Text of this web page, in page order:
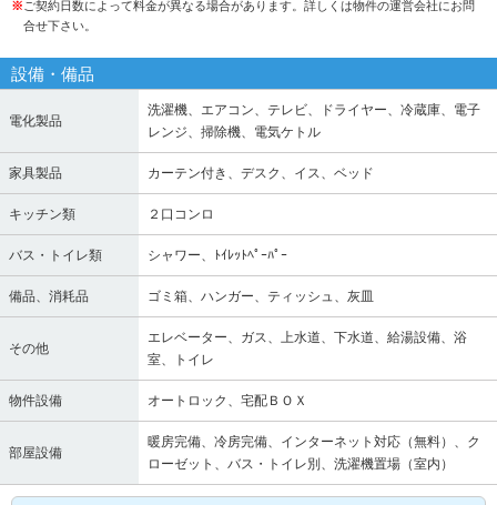
※ ご契約日数によって料金が異なる場合があります。詳しくは物件の運営会社にお問
合せ下さい。
設備・備品
電化製品
洗濯機、エアコン、テレビ、ドライヤー、冷蔵庫、電子
レンジ、掃除機、電気ケトル
家具製品 カーテン付き、デスク、イス、ベッド
キッチン類 ２口コンロ
バス・トイレ類 シャワー、ﾄｲﾚｯﾄﾍﾟｰﾊﾟｰ
備品、消耗品 ゴミ箱、ハンガー、ティッシュ、灰皿
その他
エレベーター、ガス、上水道、下水道、給湯設備、浴
室、トイレ
物件設備 オートロック、宅配ＢＯＸ
部屋設備
暖房完備、冷房完備、インターネット対応（無料）、ク
ローゼット、バス・トイレ別、洗濯機置場（室内）